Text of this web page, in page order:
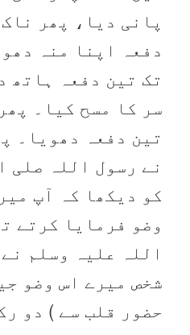
پانی دیا، پھر
دفعہ اپنا منہ
تک تین دفعہ ہاتھ
سر کا مسح کیا۔
تین دفعہ دھویا۔
نے رسول اللہ صلی
کو دیکھا کہ آپ
وضو فرمایا کرتے
اللہ علیہ وسلم
شخص میرے اس وضو
حضور قلب سے ) دو